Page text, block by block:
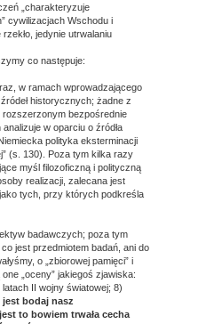
„charakteryzuje
cywilizacjach Wschodu i
jedynie utrwalaniu
co następuje:
w ramach wprowadzającego
historycznych; żadne z
rozszerzonym bezpośrednie
w oparciu o źródła
polityka eksterminacji
(s. 130). Poza tym kilka razy
myśl filozoficzną i polityczną
realizacji, zalecana jest
tych, przy których podkreśla
badawczych; poza tym
jest przedmiotem badań, ani do
o „zbiorowej pamięci” i
„oceny” jakiegoś zjawiska:
II wojny światowej; 8)
jest bodaj nasz
to bowiem trwała cecha